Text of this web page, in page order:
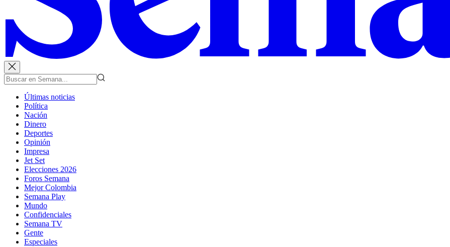
Últimas noticias
Política
Nación
Dinero
Deportes
Opinión
Impresa
Jet Set
Elecciones 2026
Foros Semana
Mejor Colombia
Semana Play
Mundo
Confidenciales
Semana TV
Gente
Especiales